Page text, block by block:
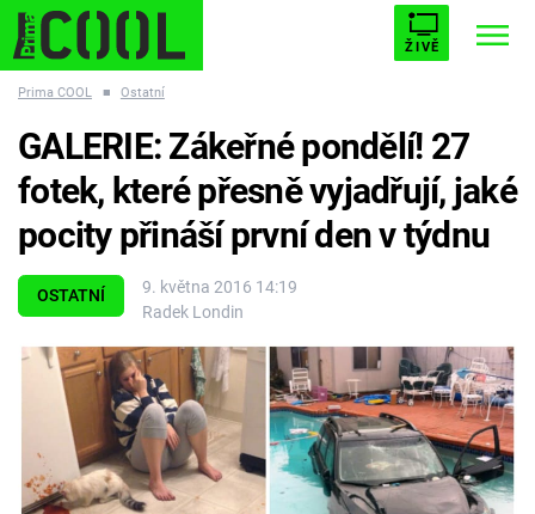
ŽIVĚ
ESCAPE PLNEJ KOTEL AVENGERS 5
Témata
Filmy
Seriály
Hry
Prima COOL ■ Ostatní
OSTATNÍ
9. května 2016 14:19
Radek Londin
GALERIE: Zákeřné pondělí! 27
fotek, které přesně vyjadřují, jaké
pocity přináší první den v týdnu